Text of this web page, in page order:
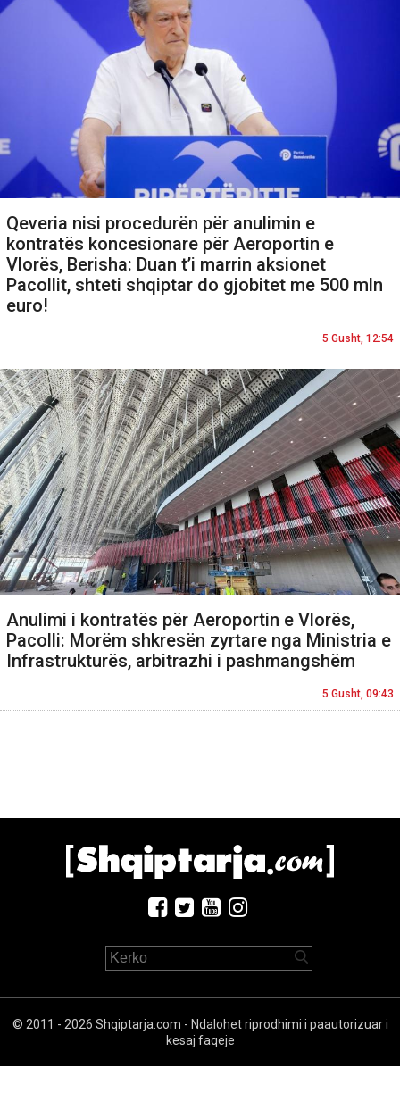
Qeveria nisi procedurën për anulimin e
kontratës koncesionare për Aeroportin e
Vlorës, Berisha: Duan t’i marrin aksionet
Pacollit, shteti shqiptar do gjobitet me 500 mln
euro!
5 Gusht, 12:54
Anulimi i kontratës për Aeroportin e Vlorës,
Pacolli: Morëm shkresën zyrtare nga Ministria e
Infrastrukturës, arbitrazhi i pashmangshëm
5 Gusht, 09:43
© 2011 - 2026 Shqiptarja.com - Ndalohet riprodhimi i paautorizuar i
kesaj faqeje